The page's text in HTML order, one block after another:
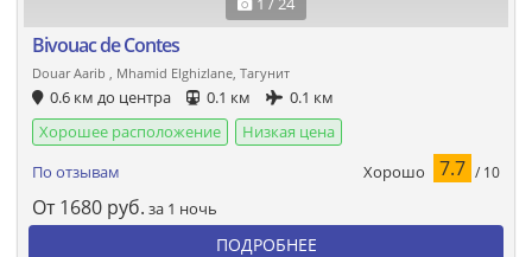
Bivouac de Contes
Douar Aarib , Mhamid Elghizlane, Тагунит
0.6 км до центра 0.1 км
0.1 км
Хорошее расположение
Низкая цена
По отзывам
Хорошо 7.7 / 10
От 1680 руб. за 1 ночь
ПОДРОБНЕЕ